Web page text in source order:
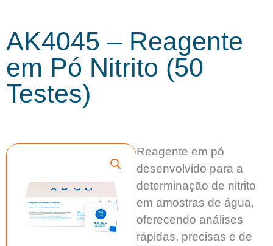
AK4045 – Reagente
em Pó Nitrito (50
Testes)
Reagente em pó
desenvolvido para a
determinação de nitrito
em amostras de água,
oferecendo análises
rápidas, precisas e de